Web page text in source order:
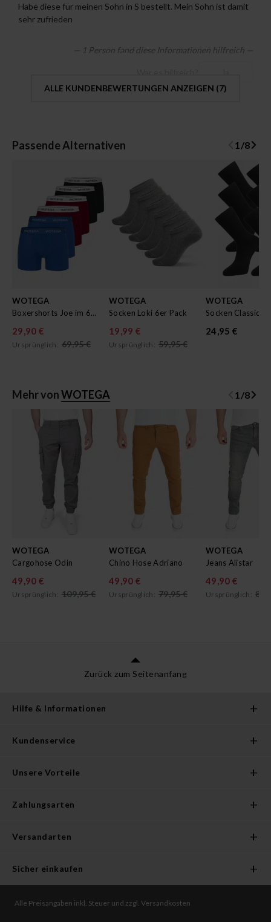
Habe diese für meinen Sohn in S bestellt. Mein Sohn ist damit
sehr zufrieden
— 1 Person fand diese Informationen hilfreich —
ALLE KUNDENBEWERTUNGEN ANZEIGEN (7)
Passende Alternativen 1/8
WOTEGA
Boxershorts Joe im 6er Pack
29,90 €
Ursprünglich: 69,95 €
WOTEGA
Socken Loki 6er Pack
19,99 €
Ursprünglich: 59,95 €
WOTEGA
Socken Classic
24,95 €
Mehr vonWOTEGA 1 /8
WOTEGA
Cargohose Odin
49,90 €
Ursprünglich: 109,95 €
WOTEGA
Chino Hose Adriano
49,90 €
Ursprünglich: 79,95 €
WOTEGA
Jeans Alistar
49,90 €
Ursprünglich:
Zurück zum Seitenanfang
Hilfe & Informationen
Kundenservice
Unsere Vorteile
Zahlungsarten
Versandarten
Sicher einkaufen
Alle Preisangaben inkl. Steuer und zzgl. Versandkosten